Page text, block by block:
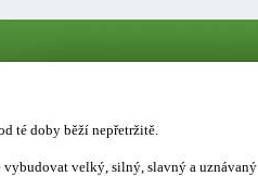
té doby běží nepřetržitě.
vybudovat velký, silný, slavný a uznávaný